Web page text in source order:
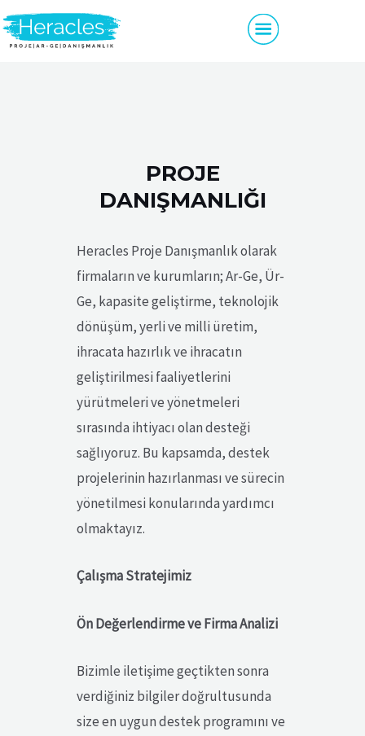
PROJE
DANIŞMANLIĞI
Heracles Proje Danışmanlık olarak
firmaların ve kurumların; Ar-Ge, Ür-
Ge, kapasite geliştirme, teknolojik
dönüşüm, yerli ve milli üretim,
ihracata hazırlık ve ihracatın
geliştirilmesi faaliyetlerini
yürütmeleri ve yönetmeleri
sırasında ihtiyacı olan desteği
sağlıyoruz. Bu kapsamda, destek
projelerinin hazırlanması ve sürecin
yönetilmesi konularında yardımcı
olmaktayız.
Çalışma Stratejimiz
Ön Değerlendirme ve Firma Analizi
Bizimle iletişime geçtikten sonra
verdiğiniz bilgiler doğrultusunda
size en uygun destek programını ve